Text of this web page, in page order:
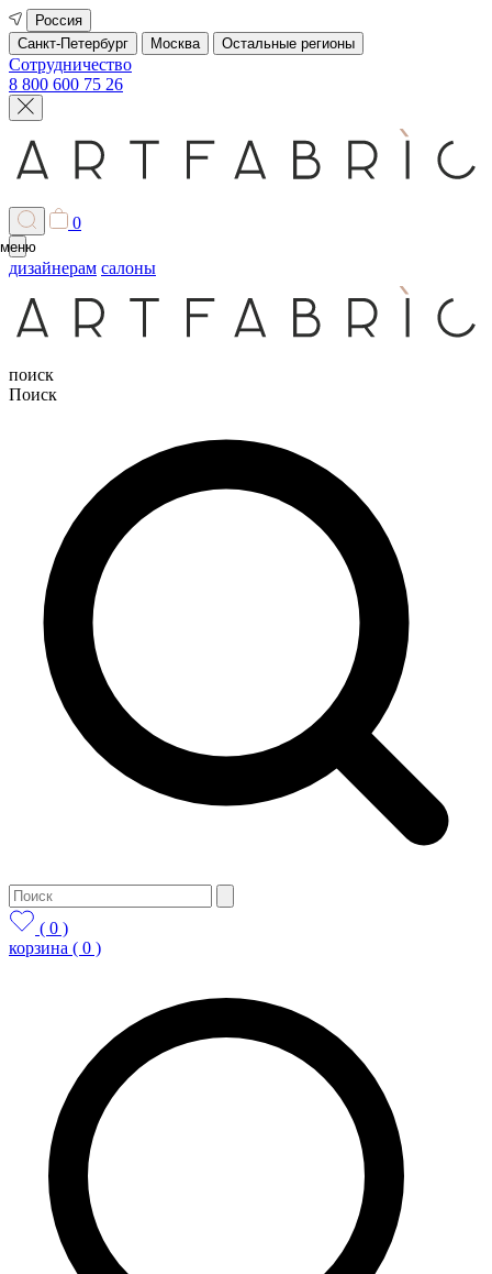
Россия
Санкт-Петербург
Москва Остальные регионы
Сотрудничество
8 800 600 75 26
0
меню
дизайнерам салоны
поиск
Поиск
( 0 )
корзина ( 0 )